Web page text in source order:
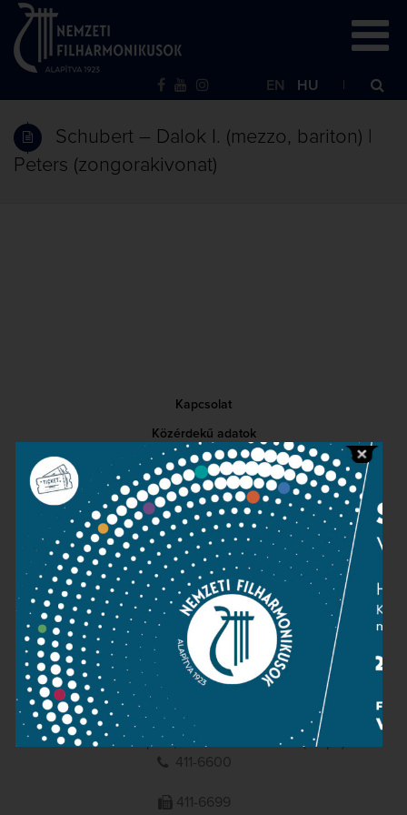
EN HU
Schubert – Dalok I. (mezzo, bariton) |
Peters (zongorakivonat)
Kapcsolat
Közérdekű adatok
Sajtószoba
Adatvédelem
Impresszum
NEMZETI
FILHARMONIKUSOK
1095 Budapest, Komor Marcell u. 1. (Müpa)
411-6600
411-6699